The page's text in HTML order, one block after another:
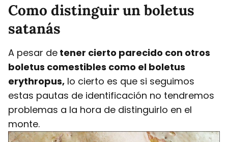
Como distinguir un boletus
satanás
A pesar de tener cierto parecido con otros
boletus comestibles como el boletus
erythropus, lo cierto es que si seguimos
estas pautas de identificación no tendremos
problemas a la hora de distinguirlo en el
monte.